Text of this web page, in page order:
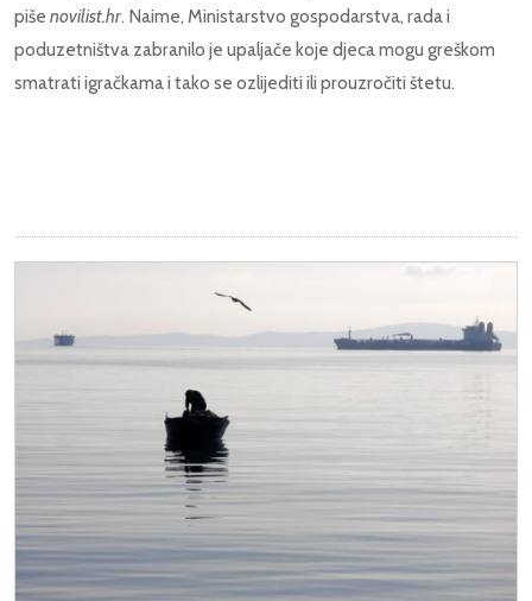
piše novilist.hr. Naime, Ministarstvo gospodarstva, rada i
poduzetništva zabranilo je upaljače koje djeca mogu greškom
smatrati igračkama i tako se ozlijediti ili prouzročiti štetu.